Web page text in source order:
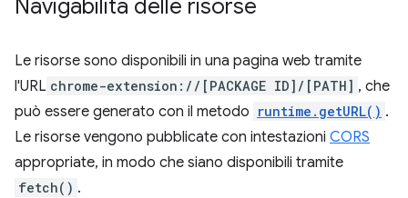
Navigabilità delle risorse
Le risorse sono disponibili in una pagina web tramite
l'URL chrome-extension://[PACKAGE ID]/[PATH] , che
può essere generato con il metodo runtime.getURL() .
Le risorse vengono pubblicate con intestazioni CORS
appropriate, in modo che siano disponibili tramite
fetch() .